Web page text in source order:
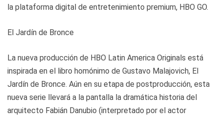
la plataforma digital de entretenimiento premium, HBO GO.
El Jardín de Bronce
La nueva producción de HBO Latin America Originals está
inspirada en el libro homónimo de Gustavo Malajovich, El
Jardín de Bronce. Aún en su etapa de postproducción, esta
nueva serie llevará a la pantalla la dramática historia del
arquitecto Fabián Danubio (interpretado por el actor